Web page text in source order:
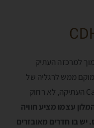
למרכזה העתיק
ממש לרגליה של
טירת סן ג'ורג'יו Castello San Giorgio העתיקה, לא רחוק
עצמו מציע חוויה
יש בו חדרים מאובזרים